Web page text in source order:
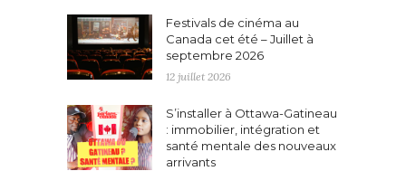
Festivals de cinéma au
Canada cet été – Juillet à
septembre 2026
12 juillet 2026
S’installer à Ottawa-Gatineau
: immobilier, intégration et
santé mentale des nouveaux
arrivants